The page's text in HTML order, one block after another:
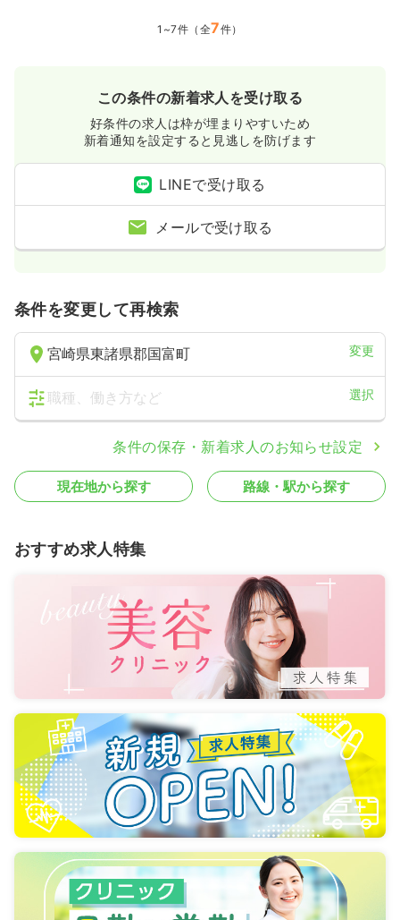
賞与3ヶ月
気になる 詳細を見る
正・准看護師
日勤のみ（常勤）
4週8休以上
月給26万円以上可
気になる
1,100〜1,200
時間 8:30～17:30（休憩60分）
時給1,200円以上可
気になる
1~7件（全7件）
この条件の新着求人を受け取る
好条件の求人は枠が埋まりやすいため
新着通知を設定すると見逃しを防げます
LINEで受け取る
メールで受け取る
条件を変更して再検索
宮崎県東諸県郡国富町 変更
職種、働き方など 選択
条件の保存・新着求人のお知らせ設定
現在地から探す 路線・駅から探す
おすすめ求人特集